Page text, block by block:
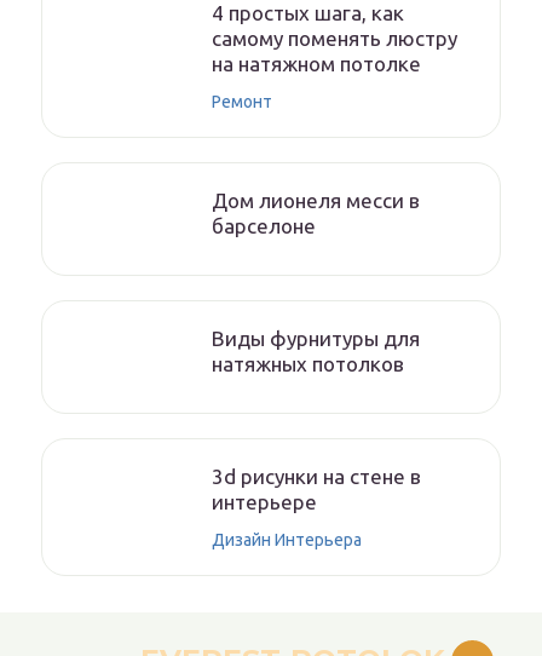
4 простых шага, как
самому поменять люстру
на натяжном потолке
Ремонт
Дом лионеля месси в
барселоне
Виды фурнитуры для
натяжных потолков
3d рисунки на стене в
интерьере
Дизайн Интерьера